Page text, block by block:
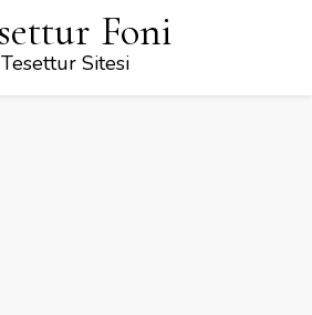
Foni
Tesettur Sitesi